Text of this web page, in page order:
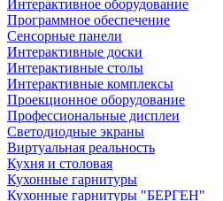
Интерактивное оборудование
Программное обеспечение
Сенсорные панели
Интерактивные доски
Интерактивные столы
Интерактивные комплексы
Проекционное оборудование
Профессиональные дисплеи
Светодиодные экраны
Виртуальная реальность
Кухня и столовая
Кухонные гарнитуры
Кухонные гарнитуры "БЕРГЕН"